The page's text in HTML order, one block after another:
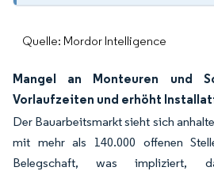
Quelle: Mordor Intelligence
Mangel an Monteuren und
Vorlaufzeiten und erhöht
Der Bauarbeitsmarkt sieht sich
mit mehr als 140.000 offenen
Belegschaft, was impliziert,